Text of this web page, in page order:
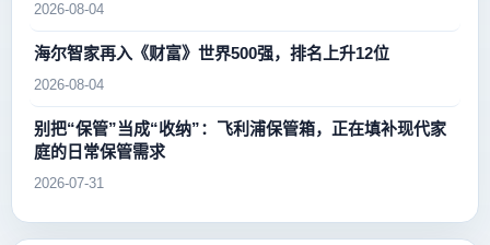
2026-08-04
海尔智家再入《财富》世界500强，排名上升12位
2026-08-04
别把“保管”当成“收纳”：飞利浦保管箱，正在填补现代家
庭的日常保管需求
2026-07-31